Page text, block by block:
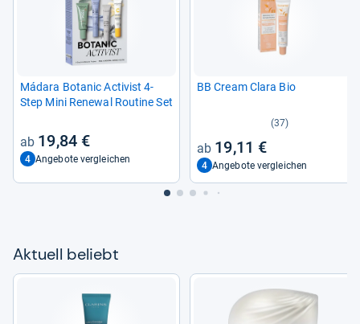
Mádara Bota­nic Acti­vist 4-​
Step Mini Rene­wal Rou­tine Set
19,84 €
4 Angebote vergleichen
BB Cream Clara Bio
(37)
19,11 €
4 Angebote vergleichen
Aktu­ell beliebt